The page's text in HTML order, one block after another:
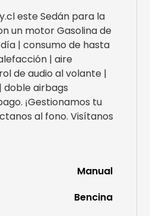
este Sedán para la
un motor Gasolina de
| consumo de hasta
| aire
de audio al volante |
doble airbags
¡Gestionamos tu
al fono. Visítanos
Manual
Bencina